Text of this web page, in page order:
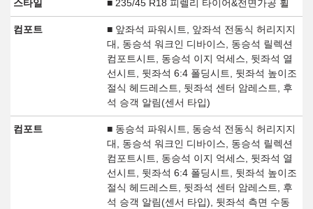
스타일 ■ 235/45 R18 피렐리 타이어&전면가공 휠
컴포트
■ 앞좌석 파워시트, 앞좌석 전동식 허리지지
대, 동승석 워크인 디바이스, 동승석 릴렉션
컴포트시트, 동승석 이지 억세스, 뒷좌석 열
선시트, 뒷좌석 6:4 폴딩시트, 뒷좌석 높이조
절식 헤드레스트, 뒷좌석 센터 암레스트, 후
석 승객 알림(센서 타입)
컴포트
■ 동승석 파워시트, 동승석 전동식 허리지지
대, 동승석 워크인 디바이스, 동승석 릴렉션
컴포트시트, 동승석 이지 억세스, 뒷좌석 열
선시트, 뒷좌석 6:4 폴딩시트, 뒷좌석 높이조
절식 헤드레스트, 뒷좌석 센터 암레스트, 후
석 승객 알림(센서 타입), 뒷좌석 측면 수동